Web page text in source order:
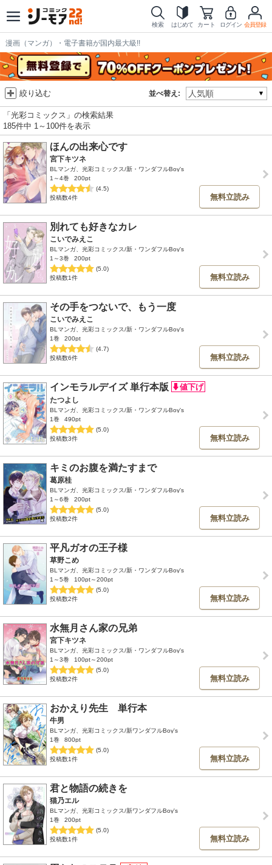
検索 はじめて カート ログイン 会員登録
漫画（マンガ）・電子書籍が国内最大級!!
並べ替え:
絞り込む
「光彩コミックス」の検索結果
185件中 1～100件を表示
ほんの出来心です
宮下キツネ
BLマンガ、光彩コミックス/新・ワンダフルBoy's
1～4巻
200pt
(4.5)
投稿数4件
無料立読み
別れても好きなカレ
こいでみえこ
BLマンガ、光彩コミックス/新・ワンダフルBoy's
1～3巻
200pt
(5.0)
投稿数1件
無料立読み
その手をつないで、もう一度
こいでみえこ
BLマンガ、光彩コミックス/新・ワンダフルBoy's
1巻
200pt
(4.7)
投稿数6件
無料立読み
インモラルデイズ 単行本版
たつよし
BLマンガ、光彩コミックス/新・ワンダフルBoy's
1巻
490pt
(5.0)
投稿数3件
無料立読み
キミのお腹を満たすまで
葛原桂
BLマンガ、光彩コミックス/新・ワンダフルBoy's
1～6巻
200pt
(5.0)
投稿数2件
無料立読み
平凡ガオの王子様
草野こめ
BLマンガ、光彩コミックス/新・ワンダフルBoy's
1～5巻
100pt～200pt
(5.0)
投稿数2件
無料立読み
水無月さん家の兄弟
宮下キツネ
BLマンガ、光彩コミックス/新・ワンダフルBoy's
1～3巻
100pt～200pt
(5.0)
投稿数2件
無料立読み
おかえり先生 単行本
牛男
BLマンガ、光彩コミックス/新ワンダフルBoy's
1巻
800pt
(5.0)
投稿数1件
無料立読み
君と物語の続きを
猫乃エル
BLマンガ、光彩コミックス/新ワンダフルBoy's
1巻
200pt
(5.0)
投稿数1件
無料立読み